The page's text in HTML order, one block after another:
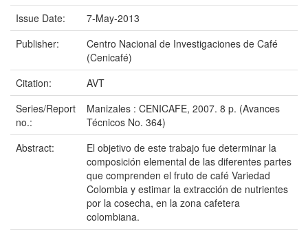
Issue Date:
7-May-2013
Publisher:
Centro Nacional de Investigaciones de Café
(Cenicafé)
Citation:
AVT
Series/Report
no.:
Manizales : CENICAFE, 2007. 8 p. (Avances
Técnicos No. 364)
Abstract:
El objetivo de este trabajo fue determinar la
composición elemental de las diferentes partes
que comprenden el fruto de café Variedad
Colombia y estimar la extracción de nutrientes
por la cosecha, en la zona cafetera
colombiana.